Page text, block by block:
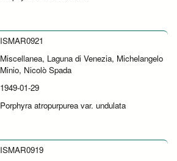
ISMAR0921
Miscellanea, Laguna di Venezia, Michelangelo
Minio, Nicolò Spada
1949-01-29
Porphyra atropurpurea var. undulata
ISMAR0919